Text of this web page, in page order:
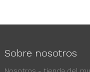
Sobre nosotros
Nosotros - tienda del